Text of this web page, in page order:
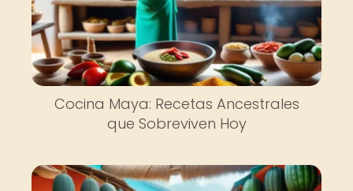
Cocina Maya: Recetas Ancestrales
que Sobreviven Hoy